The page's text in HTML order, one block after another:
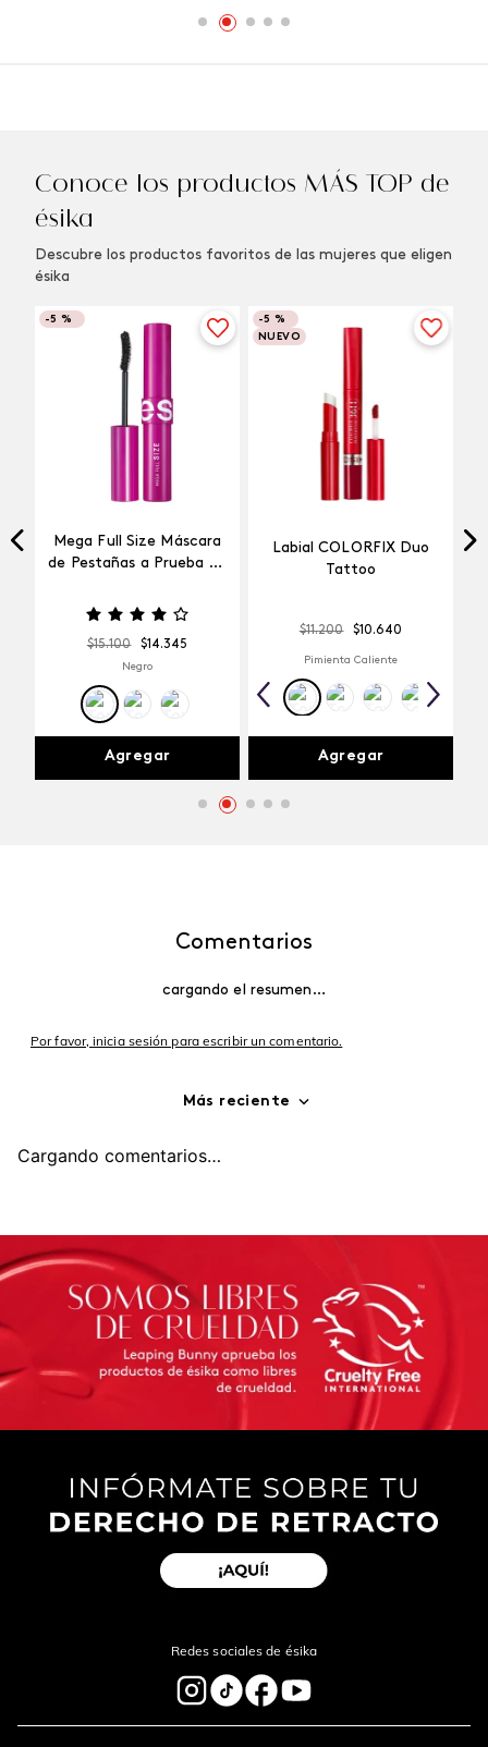
Conoce los productos MÁS TOP de
ésika
Descubre los productos favoritos de las mujeres que eligen
ésika
-5 %
Mega Full Size Máscara
de Pestañas a Prueba de
$15.100 $14.345
Negro
Agregar
-5 %
NUEVO
Labial COLORFIX Duo
Tattoo
$11.200 $10.640
Pimienta Caliente
Agregar
Comentarios
cargando el resumen…
Por favor, inicia sesión para escribir un comentario.
Más reciente
Cargando comentarios…
Redes sociales de ésika